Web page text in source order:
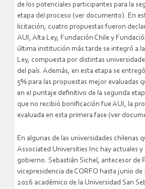
de los potenciales participantes para la
etapa del proceso (ver documento). En
licitación, cuatro propuestas fueron
AUI, Alta Ley, Fundación Chile y
última institución más tarde se integró a
Ley, compuesta por distintas
del país. Además, en esta etapa se
5% para las propuestas mejor evaluadas
en el puntaje definitivo de la segunda
que no recibió bonificación fue AUI, la
evaluada en esta primera fase (ver
En algunas de las universidades chilenas
Associated Universities Inc hay actuales
gobierno. Sebastián Sichel, antecesor de
vicepresidencia de CORFO hasta junio de
2016 académico de la Universidad San